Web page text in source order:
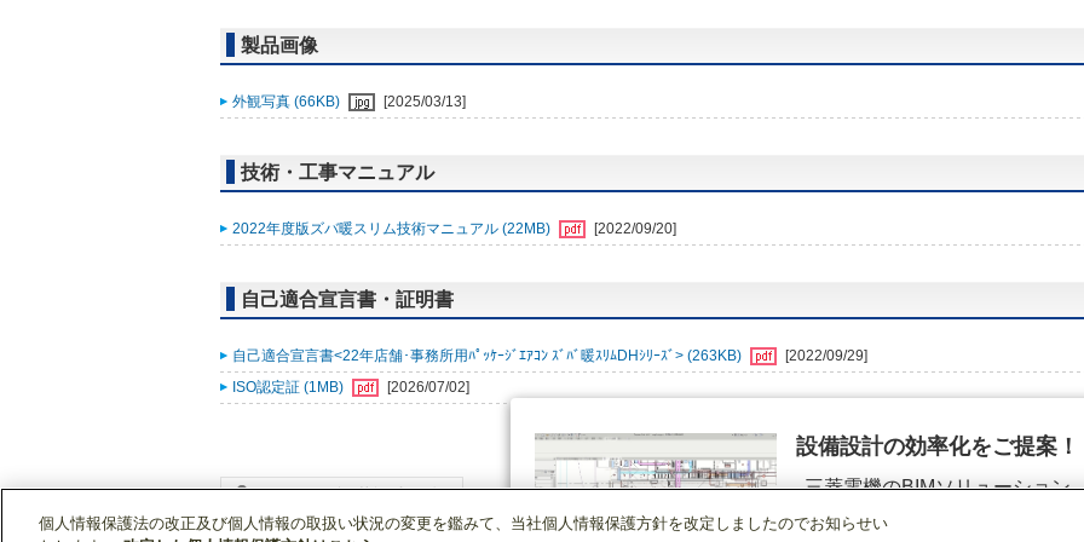
製品画像
外観写真 (66KB) [2025/03/13]
技術・工事マニュアル
2022年度版ズバ暖スリム技術マニュアル (22MB) [2022/09/20]
自己適合宣言書・証明書
自己適合宣言書<22年店舗･事務所用ﾊﾟｯｹｰｼﾞｴｱｺﾝ ｽﾞﾊﾞ暖ｽﾘﾑDHｼﾘｰｽﾞ> (263KB)
[2022/09/29]
ISO認定証 (1MB)
[2026/07/02]
設備設計の効率化をご提案！
三菱電機のBIMソリューション
（空調.換気.照明）
個人情報保護法の改正及び個人情報の取扱い状況の変更を鑑みて、当社個人情報保護方針を改定しましたのでお知らせい